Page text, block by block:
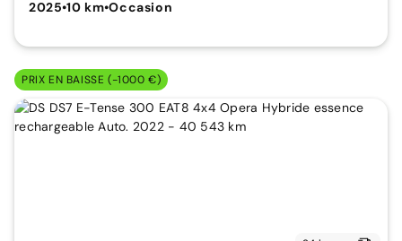
2025•10 km•Occasion
PRIX EN BAISSE (-1000 €)